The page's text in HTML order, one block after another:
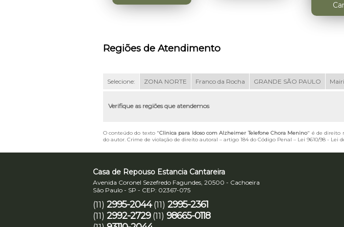
Regiões de Atendimento
Selecione: ZONA NORTE Franco da Rocha GRANDE SÃO PAULO
Verifique as regiões que atendemos
O conteúdo do texto "Clinica para Idoso com Alzheimer Telefone Chora Menino" é de direito
do autor. Crime de violação de direito autoral – artigo 184 do Código Penal – Lei 9610/98 - Lei
Casa de Repouso Estancia Cantareira
Avenida Coronel Sezefredo Fagundes, 20500 - Cachoeira
São Paulo - SP - CEP: 02367-075
(11) 2995-2044 (11) 2995-2361
(11) 2992-2729 (11) 98665-0118